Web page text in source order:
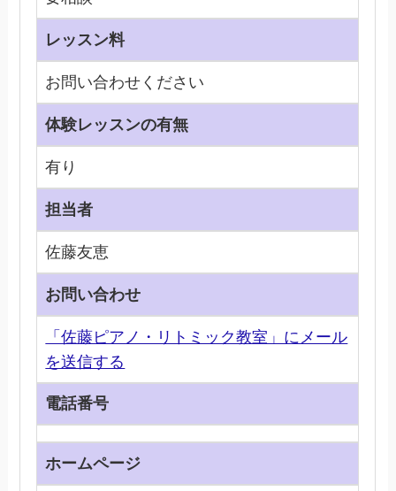
レッスン料
お問い合わせください
体験レッスンの有無
有り
担当者
佐藤友恵
お問い合わせ
「佐藤ピアノ・リトミック教室」にメール
を送信する
電話番号
ホームページ